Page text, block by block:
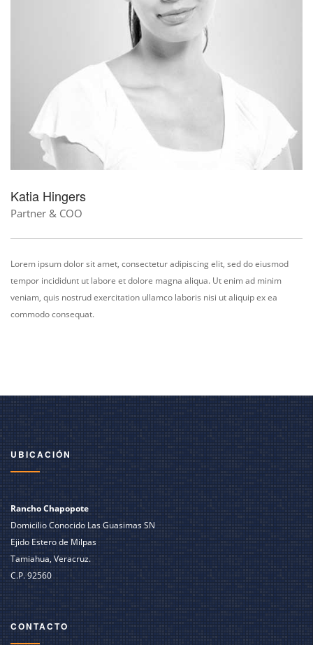
Katia Hingers
Partner & COO
Lorem ipsum dolor sit amet, consectetur adipiscing elit, sed do eiusmod
tempor incididunt ut labore et dolore magna aliqua. Ut enim ad minim
veniam, quis nostrud exercitation ullamco laboris nisi ut aliquip ex ea
commodo consequat.
UBICACIÓN
Rancho Chapopote
Domicilio Conocido Las Guasimas SN
Ejido Estero de Milpas
Tamiahua, Veracruz.
C.P. 92560
CONTACTO